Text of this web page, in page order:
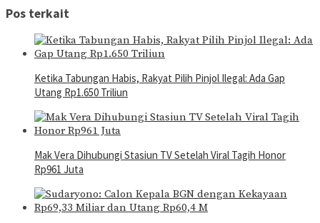
Pos terkait
Ketika Tabungan Habis, Rakyat Pilih Pinjol Ilegal: Ada Gap
Utang Rp1.650 Triliun
Mak Vera Dihubungi Stasiun TV Setelah Viral Tagih Honor
Rp961 Juta